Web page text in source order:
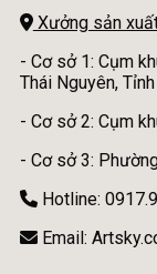
Xưởng sản
- Cơ sở 1: Cụm
Thái Nguyên,
- Cơ sở 2: Cụm
- Cơ sở 3:
Hotline:
Email: